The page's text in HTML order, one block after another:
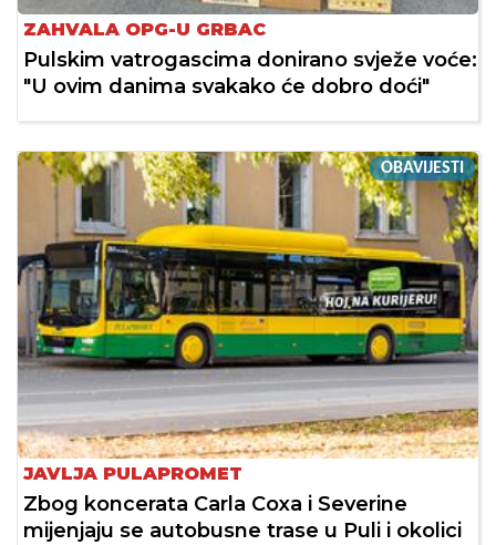
ZAHVALA OPG-U GRBAC
Pulskim vatrogascima donirano svježe voće:
"U ovim danima svakako će dobro doći"
OBAVIJESTI
JAVLJA PULAPROMET
Zbog koncerata Carla Coxa i Severine
mijenjaju se autobusne trase u Puli i okolici